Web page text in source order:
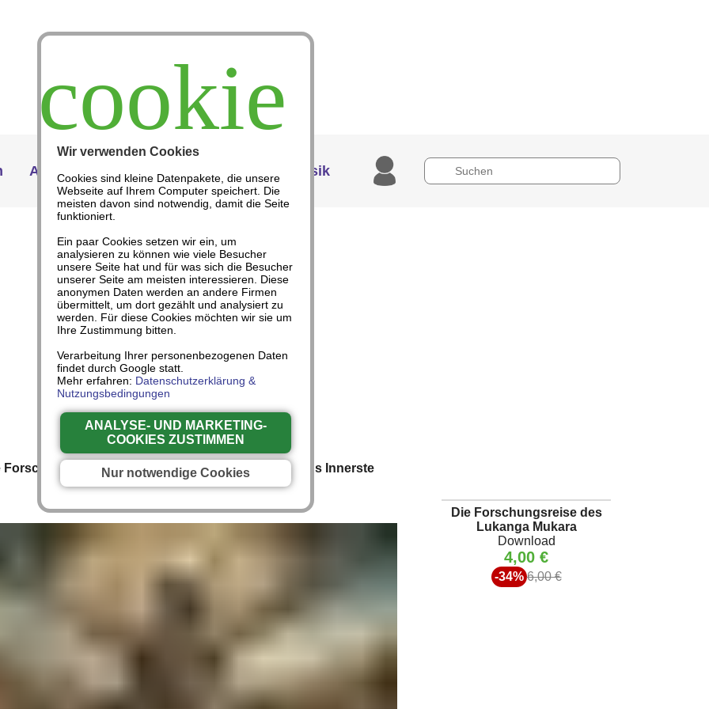
Angebote Abo Themenhefte Musik
Afrika
Freie Artikel
3. Lukanga-Brief
Forschungsreise des Afrikaners Lukanga Mukara ins Innerste
Deutschlands
Die Forschungsreise des
Lukanga Mukara
Download
4,00 €
-34% 6,00 €
cookie
Wir verwenden Cookies
Cookies sind kleine Datenpakete, die unsere
Webseite auf Ihrem Computer speichert. Die
meisten davon sind notwendig, damit die Seite
funktioniert.
Ein paar Cookies setzen wir ein, um
analysieren zu können wie viele Besucher
unsere Seite hat und für was sich die Besucher
unserer Seite am meisten interessieren. Diese
anonymen Daten werden an andere Firmen
übermittelt, um dort gezählt und analysiert zu
werden. Für diese Cookies möchten wir sie um
Ihre Zustimmung bitten.
Verarbeitung Ihrer personenbezogenen Daten
findet durch Google statt.
Mehr erfahren: Datenschutzerklärung &
Nutzungsbedingungen
ANALYSE- UND MARKETING-
COOKIES ZUSTIMMEN
Nur notwendige Cookies